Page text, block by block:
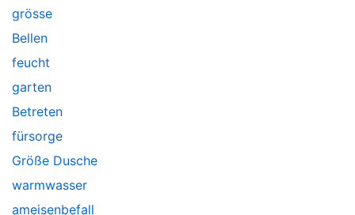
grösse
Bellen
feucht
garten
Betreten
fürsorge
Größe Dusche
warmwasser
ameisenbefall